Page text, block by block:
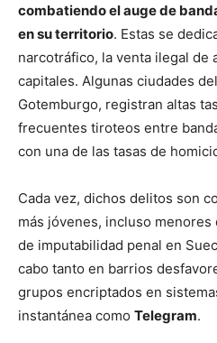
combatiendo el auge de
en su territorio. Estas se
narcotráfico, la venta ilegal de
capitales. Algunas ciudades
Gotemburgo, registran altas
frecuentes tiroteos entre
con una de las tasas de
Cada vez, dichos delitos son
más jóvenes, incluso menores
de imputabilidad penal en
cabo tanto en barrios
grupos encriptados en
instantánea como Telegram.